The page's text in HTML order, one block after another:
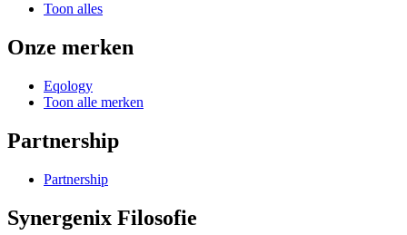
Toon alles
Onze merken
Eqology
Toon alle merken
Partnership
Partnership
Synergenix Filosofie